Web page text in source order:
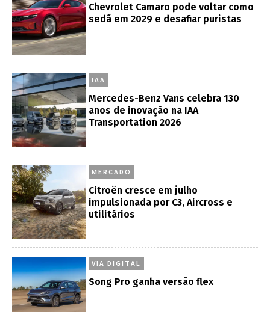
Chevrolet Camaro pode voltar como
sedã em 2029 e desafiar puristas
IAA
Mercedes-Benz Vans celebra 130
anos de inovação na IAA
Transportation 2026
MERCADO
Citroën cresce em julho
impulsionada por C3, Aircross e
utilitários
VIA DIGITAL
Song Pro ganha versão flex